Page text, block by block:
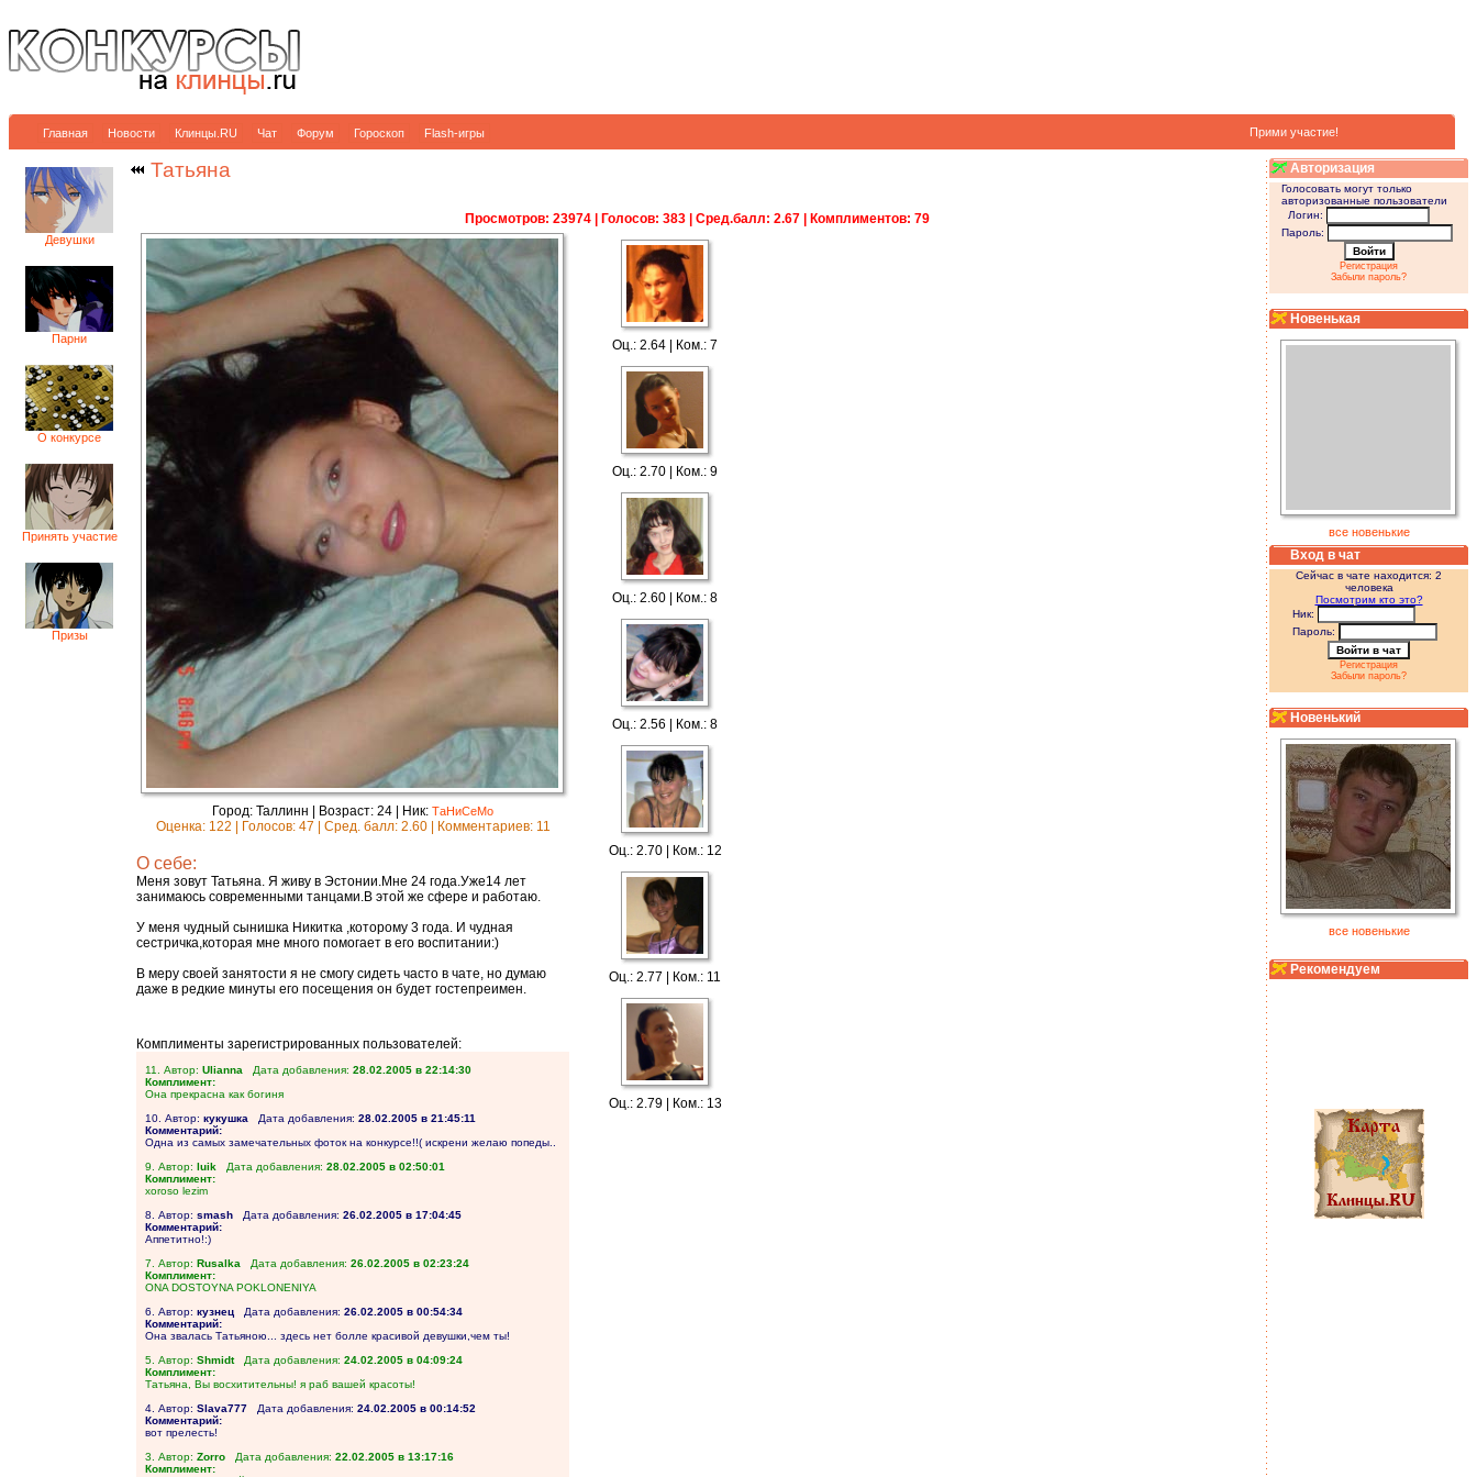
Главная Новости Клинцы.RU Чат Форум Гороскоп Flash-игры Прими участие!
Девушки
Парни
О конкурсе
Принять участие
Призы
Татьяна
Просмотров: 23974 | Голосов: 383 | Сред.балл: 2.67 | Комплиментов: 79
Город: Таллинн | Возраст: 24 | Ник: ТаНиСеМо
Оценка: 122 | Голосов: 47 | Сред. балл: 2.60 | Комментариев: 11
О себе:
Меня зовут Татьяна. Я живу в Эстонии.Мне 24 года.Уже14 лет
занимаюсь современными танцами.В этой же сфере и работаю.
У меня чудный сынишка Никитка ,которому 3 года. И чудная
сестричка,которая мне много помогает в его воспитании:)
В меру своей занятости я не смогу сидеть часто в чате, но думаю
даже в редкие минуты его посещения он будет гостепреимен.
Комплименты зарегистрированных пользователей:
11. Автор: Ulianna Дата добавления: 28.02.2005 в 22:14:30
Комплимент:
Она прекрасна как богиня
10. Автор: кукушка Дата добавления: 28.02.2005 в 21:45:11
Комментарий:
Одна из самых замечательных фоток на конкурсе!!( искрени желаю попеды..
9. Автор: luik Дата добавления: 28.02.2005 в 02:50:01
Комплимент:
xoroso lezim
8. Автор: smash Дата добавления: 26.02.2005 в 17:04:45
Комментарий:
Аппетитно!:)
7. Автор: Rusalka Дата добавления: 26.02.2005 в 02:23:24
Комплимент:
ONA DOSTOYNA POKLONENIYA
6. Автор: кузнец Дата добавления: 26.02.2005 в 00:54:34
Комментарий:
Она звалась Татьяною... здесь нет болле красивой девушки,чем ты!
5. Автор: ShmidtДата добавления: 24.02.2005 в 04:09:24
Комплимент:
Татьяна, Вы восхитительны! я раб вашей красоты!
4. Автор: Slava777 Дата добавления: 24.02.2005 в 00:14:52
Комментарий:
вот прелесть!
3. Автор: Zorro Дата добавления: 22.02.2005 в 13:17:16
Комплимент:
Оц.: 2.64 | Ком.: 7
Оц.: 2.70 | Ком.: 9
Оц.: 2.60 | Ком.: 8
Оц.: 2.56 | Ком.: 8
Оц.: 2.70 | Ком.: 12
Оц.: 2.77 | Ком.: 11
Оц.: 2.79 | Ком.: 13
Авторизация
Голосовать могут только
авторизованные пользователи
Логин:
Пароль:
Регистрация
Забыли пароль?
Новенькая
все новенькие
Вход в чат
Сейчас в чате находится: 2
человека
Посмотрим кто это?
Ник:
Пароль:
Регистрация
Забыли пароль?
Новенький
все новенькие
Рекомендуем